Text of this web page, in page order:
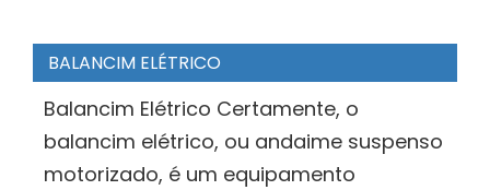
BALANCIM ELÉTRICO
Balancim Elétrico Certamente, o
balancim elétrico, ou andaime suspenso
motorizado, é um equipamento